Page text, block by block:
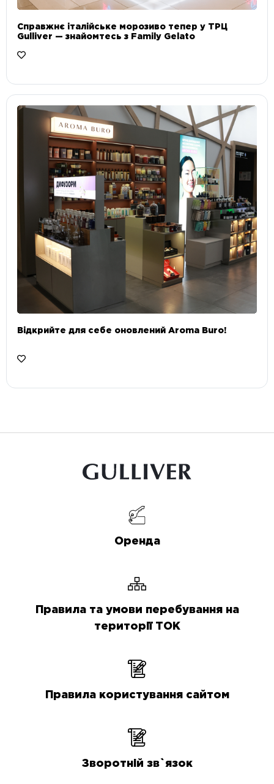
Справжнє італійське морозиво тепер у ТРЦ
Gulliver — знайомтесь з Family Gelato
Відкрийте для себе оновлений Aroma Buro! ⠀
Оренда
Правила та умови перебування на
території ТОК
Правила користування сайтом
Зворотній зв`язок